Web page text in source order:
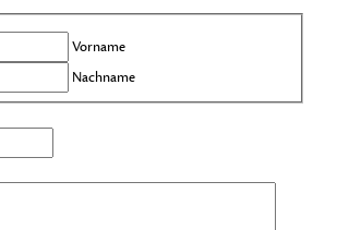
Vorname
Nachname